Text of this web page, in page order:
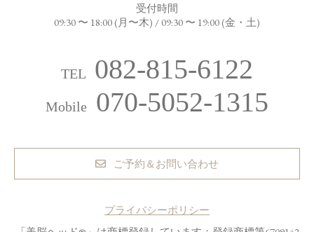
受付時間
09:30 〜 18:00 (月〜木) / 09:30 〜 19:00 (金・土)
TEL 082-815-6122
Mobile 070-5052-1315
ご予約＆お問い合わせ
プライバシーポリシー